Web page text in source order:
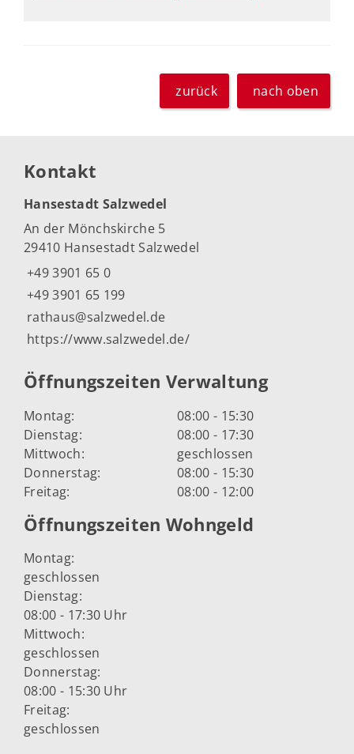
zurück nach oben
Kontakt
Hansestadt Salzwedel
An der Mönchskirche 5
29410 Hansestadt Salzwedel
+49 3901 65 0
+49 3901 65 199
rathaus@salzwedel.de
https://www.salzwedel.de/
Öffnungszeiten Verwaltung
Montag:
08:00 - 15:30
Dienstag:
08:00 - 17:30
Mittwoch:
geschlossen
Donnerstag:
08:00 - 15:30
Freitag:
08:00 - 12:00
Öffnungszeiten Wohngeld
Montag:
geschlossen
Dienstag:
08:00 - 17:30 Uhr
Mittwoch:
geschlossen
Donnerstag:
08:00 - 15:30 Uhr
Freitag:
geschlossen